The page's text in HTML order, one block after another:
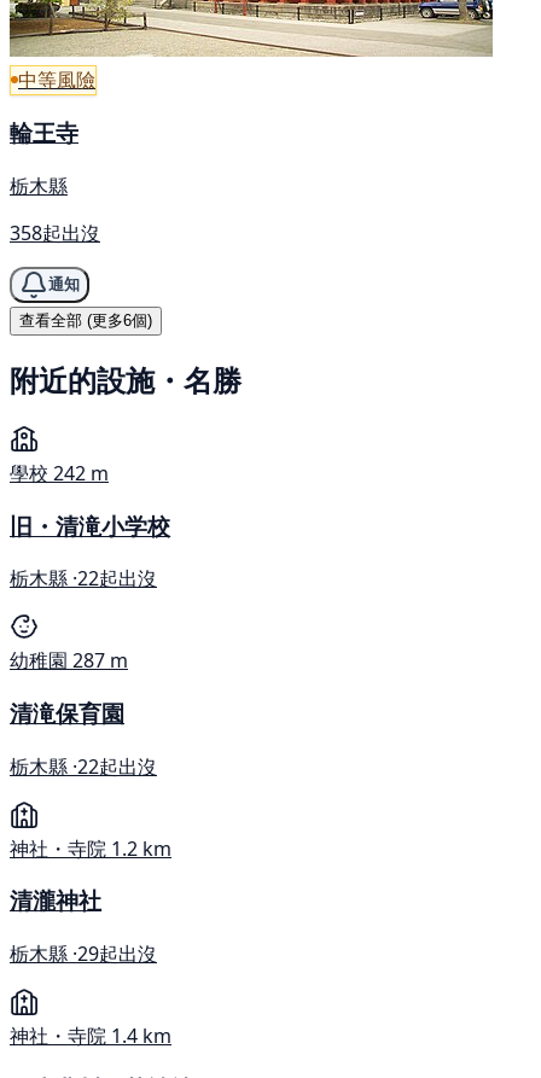
中等風險
輪王寺
栃木縣
358起出沒
通知
查看全部 (更多6個)
附近的設施・名勝
學校 242 m
旧・清滝小学校
栃木縣 ·22起出沒
幼稚園 287 m
清滝保育園
栃木縣 ·22起出沒
神社・寺院 1.2 km
清瀧神社
栃木縣 ·29起出沒
神社・寺院 1.4 km